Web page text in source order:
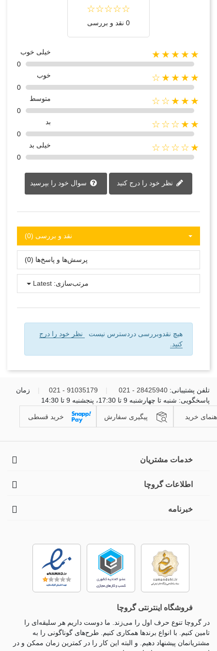
0 نقد و بررسی
★★★★★
خیلی خوب
0
★★★★☆
خوب
0
★★★☆☆
متوسط
0
★★☆☆☆
بد
0
★☆☆☆☆
خیلی بد
0
سوال خود را بپرسید
نقد و بررسی‌‌ (0)
پرسش‌ها و پاسخ‌ها (0)
مرتب‌سازی: Latest
هیچ نقدوبررسی دردسترس نیست
نظر خود را درج
کنید.
تلفن پشتیبانی: 28425940 - 021
91035179 - 021
زمان
پاسخگویی: شنبه تا چهارشنبه 9 تا 17:30، پنجشنبه 9 تا 14:30
خرید پیگیری سفارش خرید قسطی
خدمات مشتریان
اطلاعات گروچا
خبرنامه
فروشگاه اینترنتی گروچا
در گروچا تنوع حرف اول را می‌زند. ما دوست داریم هر سلیقه‌ای را
تامین کنیم. با انواع برندها همکاری کنیم. طرح‌های گوناگونی را به
مشتریانمان پیشنهاد دهیم. و البته این کار را در کمترین زمان ممکن و در